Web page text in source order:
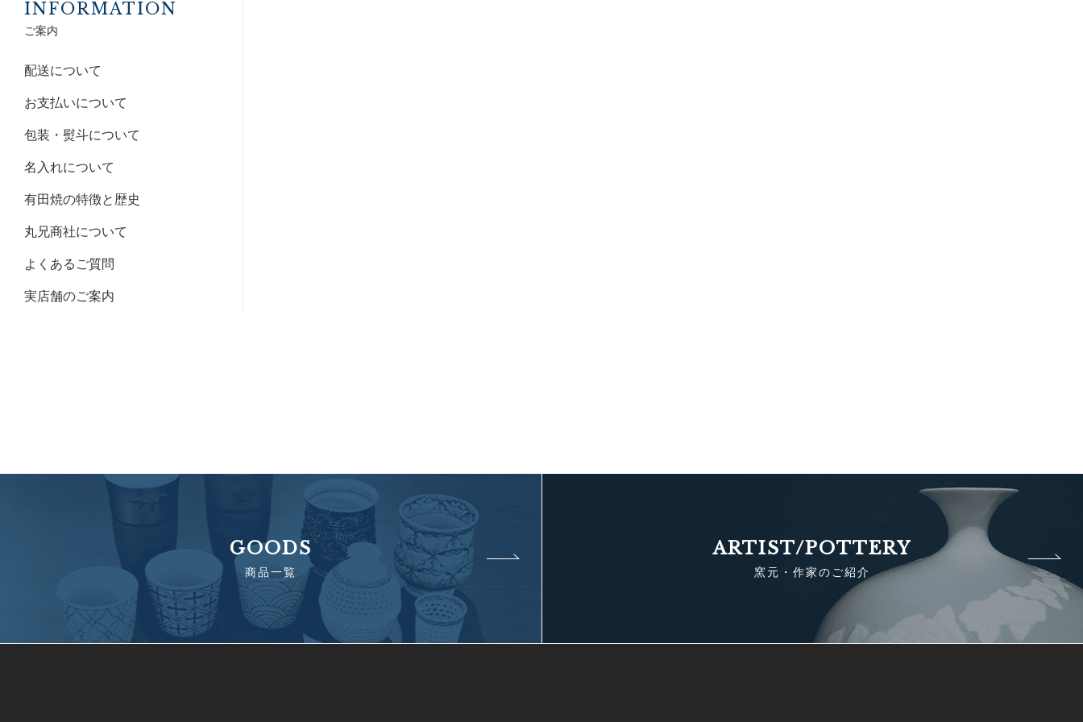
INFORMATION
ご案内
配送について
お支払いについて
包装・熨斗について
名入れについて
有田焼の特徴と歴史
丸兄商社について
よくあるご質問
実店舗のご案内
GOODS
商品一覧
ARTIST/POTTERY
窯元・作家のご紹介